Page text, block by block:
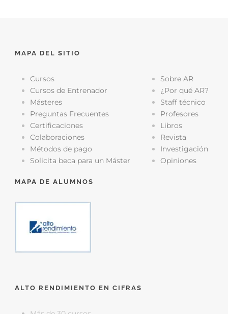
MAPA DEL SITIO
Cursos
Cursos de Entrenador
Másteres
Preguntas Frecuentes
Certificaciones
Colaboraciones
Métodos de pago
Solicita beca para un Máster
Sobre AR
¿Por qué AR?
Staff técnico
Profesores
Libros
Revista
Investigación
Opiniones
MAPA DE ALUMNOS
ALTO RENDIMIENTO EN CIFRAS